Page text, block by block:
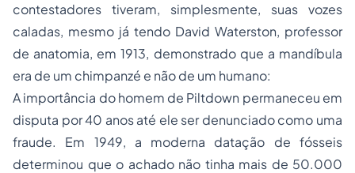
contestadores tiveram, simplesmente, suas vozes
caladas, mesmo já tendo David Waterston, professor
de anatomia, em 1913, demonstrado que a mandíbula
era de um chimpanzé e não de um humano:
A importância do homem de Piltdown permaneceu em
disputa por 40 anos até ele ser denunciado como uma
fraude. Em 1949, a moderna datação de fósseis
determinou que o achado não tinha mais de 50.000